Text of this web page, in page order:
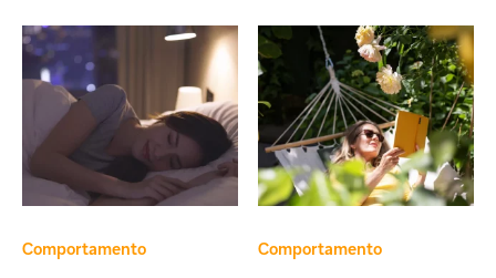
Comportamento Comportamento